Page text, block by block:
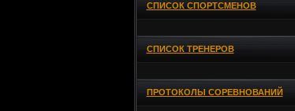
СПИСОК СПОРТСМЕНОВ
СПИСОК ТРЕНЕРОВ
ПРОТОКОЛЫ СОРЕВНОВАНИЙ